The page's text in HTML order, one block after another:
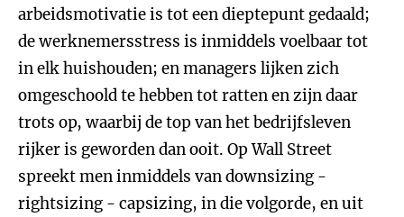
arbeidsmotivatie is tot een dieptepunt gedaald;
de werknemersstress is inmiddels voelbaar tot
in elk huishouden; en managers lijken zich
omgeschoold te hebben tot ratten en zijn daar
trots op, waarbij de top van het bedrijfsleven
rijker is geworden dan ooit. Op Wall Street
spreekt men inmiddels van downsizing -
rightsizing - capsizing, in die volgorde, en uit